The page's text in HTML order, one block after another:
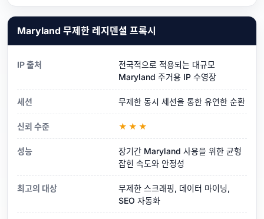
Maryland 무제한 레지덴셜 프록시
IP 출처
전국적으로 적용되는 대규모
Maryland 주거용 IP 수영장
세션 무제한 동시 세션을 통한 유연한 순환
신뢰 수준 ★★★
성능
장기간 Maryland 사용을 위한 균형
잡힌 속도와 안정성
최고의 대상
무제한 스크래핑, 데이터 마이닝,
SEO 자동화